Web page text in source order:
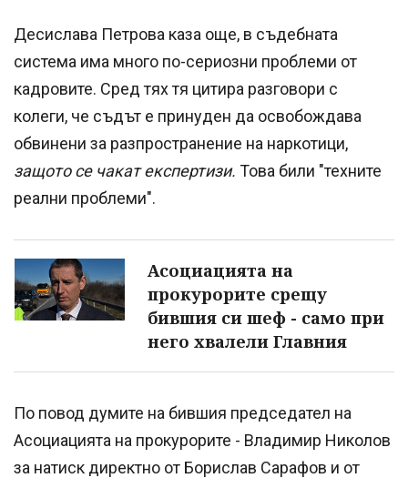
Десислава Петрова каза още, в съдебната
система има много по-сериозни проблеми от
кадровите. Сред тях тя цитира разговори с
колеги, че съдът е принуден да освобождава
обвинени за разпространение на наркотици,
защото се чакат експертизи. Това били "техните
реални проблеми".
Асоциацията на
прокурорите срещу
бившия си шеф - само при
него хвалели Главния
По повод думите на бившия председател на
Асоциацията на прокурорите - Владимир Николов
за натиск директно от Борислав Сарафов и от